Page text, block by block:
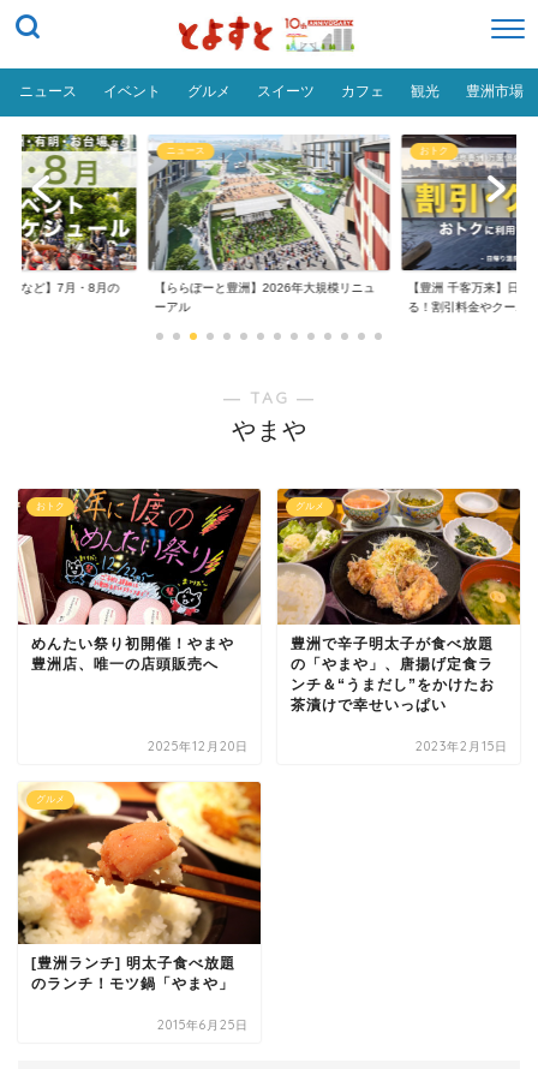
ニュース イベント グルメ スイーツ カフェ 観光 豊洲市場
場など】7月・8月の
ニュース
【ららぽーと豊洲】2026年大規模リニュ
ーアル
おトク
【豊洲 千客万来】日帰
る！割引料金やクーポ...
― TAG ―
やまや
おトク
めんたい祭り初開催！やまや
豊洲店、唯一の店頭販売へ
2025年12月20日
グルメ
豊洲で辛子明太子が食べ放題
の「やまや」、唐揚げ定食ラ
ンチ＆“うまだし”をかけたお
茶漬けで幸せいっぱい
2023年2月15日
グルメ
[豊洲ランチ] 明太子食べ放題
のランチ！モツ鍋「やまや」
2015年6月25日